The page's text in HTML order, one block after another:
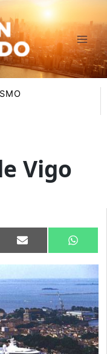
Vigo
Compartir
en
Email
en